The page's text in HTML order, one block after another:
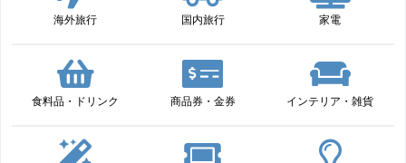
海外旅行 国内旅行 家電
食料品・ドリンク 商品券・金券 インテリア・雑貨